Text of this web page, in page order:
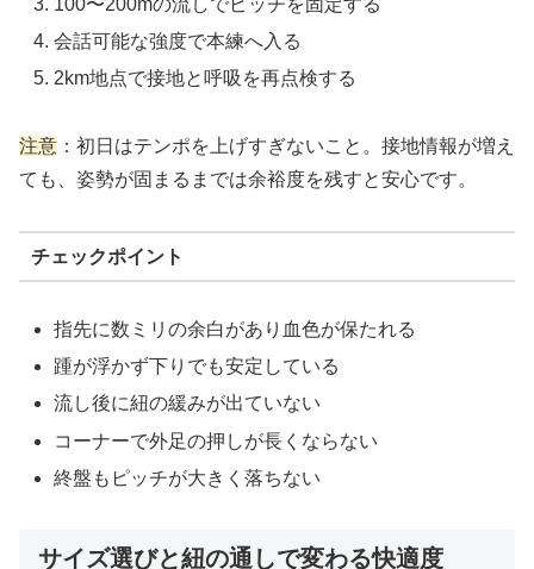
100〜200mの流しでピッチを固定する
会話可能な強度で本練へ入る
2km地点で接地と呼吸を再点検する
注意 ：初日はテンポを上げすぎないこと。接地情報が増え
ても、姿勢が固まるまでは余裕度を残すと安心です。
チェックポイント
指先に数ミリの余白があり血色が保たれる
踵が浮かず下りでも安定している
流し後に紐の緩みが出ていない
コーナーで外足の押しが長くならない
終盤もピッチが大きく落ちない
サイズ選びと紐の通しで変わる快適度